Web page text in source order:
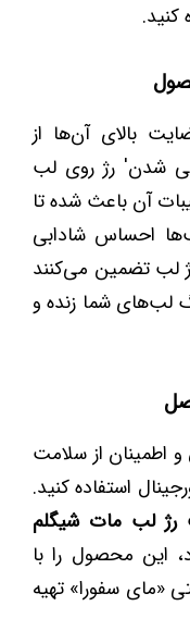
بالای آن‌ها از
شدن' رژ روی لب
آن باعث شده تا
احساس شادابی
لب تضمین می‌کنند
لب‌های شما زنده و
از سلامت
استفاده کنید.
رژ لب مات شیگلم
این محصول را با
«مای سفورا» تهیه